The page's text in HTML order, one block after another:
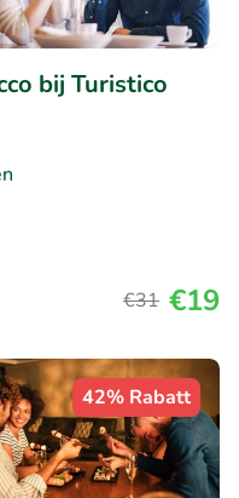
bij Turistico
€31 €19
42% Rabatt